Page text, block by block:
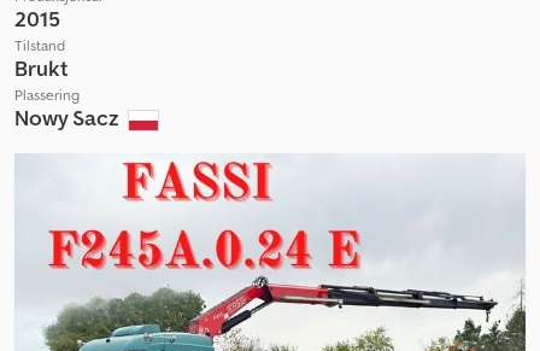
2015
Tilstand
Brukt
Plassering
Nowy Sacz